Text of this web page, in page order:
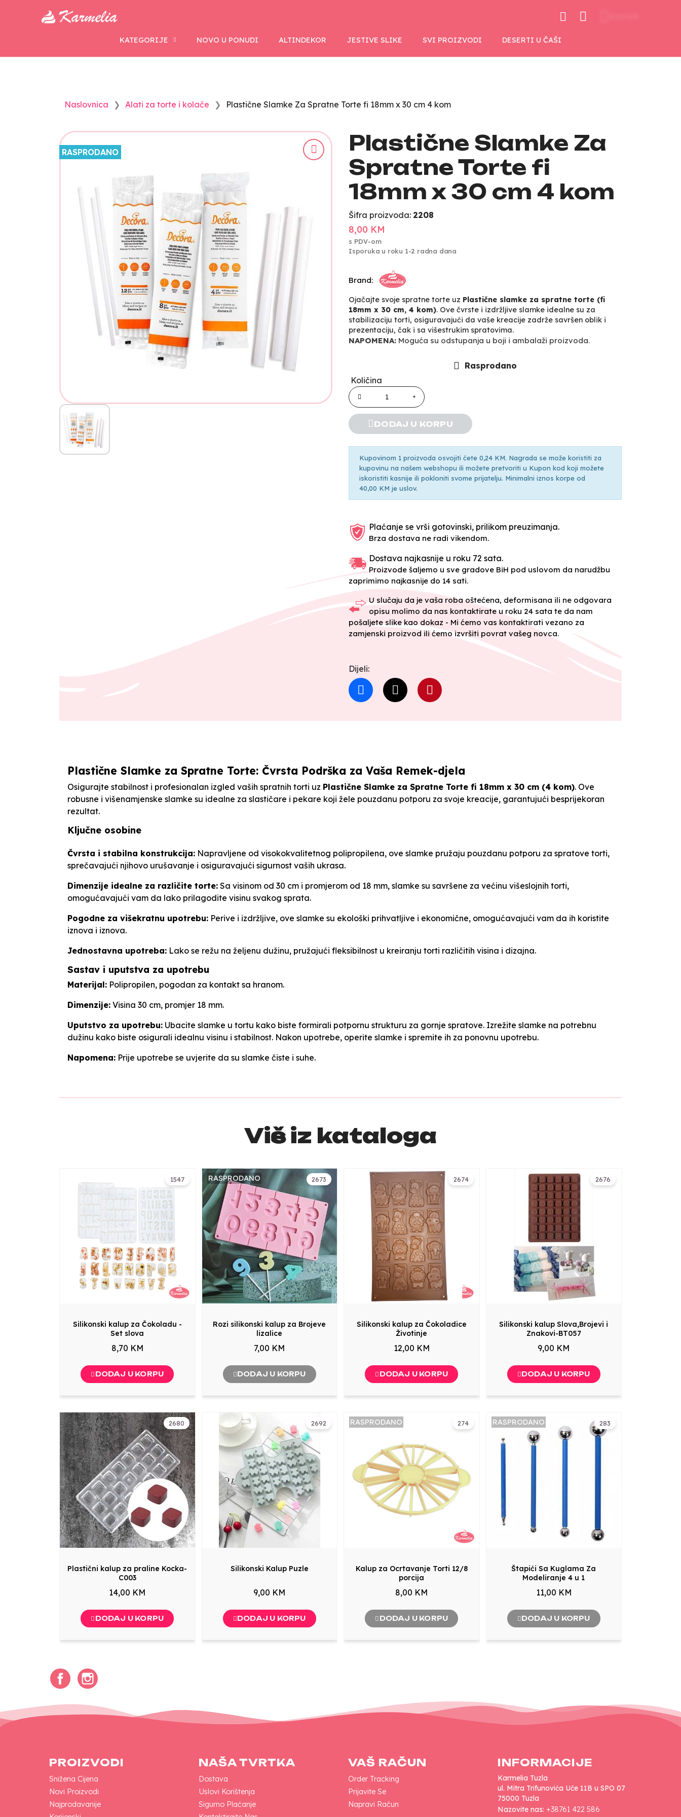
KATEGORIJE NOVO U PONUDI ALTINDEKOR JESTIVE SLIKE SVI PROIZVODI DESERTI U ČAŠI
Naslovnica Alati za torte i kolače Plastične Slamke Za Spratne Torte fi 18mm x 30 cm 4 kom
RASPRODANO
Plastične Slamke Za
Spratne Torte fi
18mm x 30 cm 4 kom
Šifra proizvoda: 2208
8,00 KM
s PDV-om
Isporuka u roku 1-2 radna dana
Brand:
Ojačajte svoje spratne torte uz Plastične slamke za spratne torte (fi
18mm x 30 cm, 4 kom). Ove čvrste i izdržljive slamke idealne su za
stabilizaciju torti, osiguravajući da vaše kreacije zadrže savršen oblik i
prezentaciju, čak i sa višestrukim spratovima.
NAPOMENA: Moguća su odstupanja u boji i ambalaži proizvoda.
Rasprodano
Količina
DODAJ U KORPU
Kupovinom 1 proizvoda osvojiti ćete 0,24 KM. Nagrada se može koristiti za
kupovinu na našem webshopu ili možete pretvoriti u Kupon kod koji možete
iskoristiti kasnije ili pokloniti svome prijatelju. Minimalni iznos korpe od
40,00 KM je uslov.
Plaćanje se vrši gotovinski, prilikom preuzimanja.
Brza dostava ne radi vikendom.
Dostava najkasnije u roku 72 sata.
Proizvode šaljemo u sve gradove BiH pod uslovom da narudžbu
zaprimimo najkasnije do 14 sati.
U slučaju da je vaša roba oštećena, deformisana ili ne odgovara
opisu molimo da nas kontaktirate u roku 24 sata te da nam
pošaljete slike kao dokaz - Mi ćemo vas kontaktirati vezano za
zamjenski proizvod ili ćemo izvršiti povrat vašeg novca.
Dijeli:
Plastične Slamke za Spratne Torte: Čvrsta Podrška za Vaša Remek-djela
Osigurajte stabilnost i profesionalan izgled vaših spratnih torti uz Plastične Slamke za Spratne Torte fi 18mm x 30 cm (4 kom). Ove
robusne i višenamjenske slamke su idealne za slastičare i pekare koji žele pouzdanu potporu za svoje kreacije, garantujući besprijekoran
rezultat.
Ključne osobine
Čvrsta i stabilna konstrukcija: Napravljene od visokokvalitetnog polipropilena, ove slamke pružaju pouzdanu potporu za spratove torti,
sprečavajući njihovo urušavanje i osiguravajući sigurnost vaših ukrasa.
Dimenzije idealne za različite torte: Sa visinom od 30 cm i promjerom od 18 mm, slamke su savršene za većinu višeslojnih torti,
omogućavajući vam da lako prilagodite visinu svakog sprata.
Pogodne za višekratnu upotrebu: Perive i izdržljive, ove slamke su ekološki prihvatljive i ekonomične, omogućavajući vam da ih koristite
iznova i iznova.
Jednostavna upotreba: Lako se režu na željenu dužinu, pružajući fleksibilnost u kreiranju torti različitih visina i dizajna.
Sastav i uputstva za upotrebu
Materijal: Polipropilen, pogodan za kontakt sa hranom.
Dimenzije: Visina 30 cm, promjer 18 mm.
Uputstvo za upotrebu: Ubacite slamke u tortu kako biste formirali potpornu strukturu za gornje spratove. Izrežite slamke na potrebnu
dužinu kako biste osigurali idealnu visinu i stabilnost. Nakon upotrebe, operite slamke i spremite ih za ponovnu upotrebu.
Napomena: Prije upotrebe se uvjerite da su slamke čiste i suhe.
Više iz kataloga
1547
Silikonski kalup za Čokoladu -
Set slova
8,70 KM
DODAJ U KORPU
2673
RASPRODANO
Rozi silikonski kalup za Brojeve
lizalice
7,00 KM
DODAJ U KORPU
2674
Silikonski kalup za Čokoladice
Životinje
12,00 KM
DODAJ U KORPU
2676
Silikonski kalup Slova,Brojevi i
Znakovi-BT057
9,00 KM
DODAJ U KORPU
2680
Plastični kalup za praline Kocka-
C003
14,00 KM
DODAJ U KORPU
2692
Silikonski Kalup Puzle
9,00 KM
DODAJ U KORPU
274
RASPRODANO
Kalup za Ocrtavanje Torti 12/8
porcija
8,00 KM
DODAJ U KORPU
283
RASPRODANO
Štapići Sa Kuglama Za
Modeliranje 4 u 1
11,00 KM
DODAJ U KORPU
Facebook
PROIZVODI
Snižena Cijena
Novi Proizvodi
Najprodavanije
NAŠA TVRTKA
Dostava
Uslovi Korištenja
Sigurno Plaćanje
VAŠ RAČUN
Order Tracking
Prijavite Se
Napravi Račun
INFORMACIJE
Karmelia Tuzla
ul. Mitra Trifunovića Uče 11B u SPO 07
75000 Tuzla
Nazovite nas: +38761 422 586